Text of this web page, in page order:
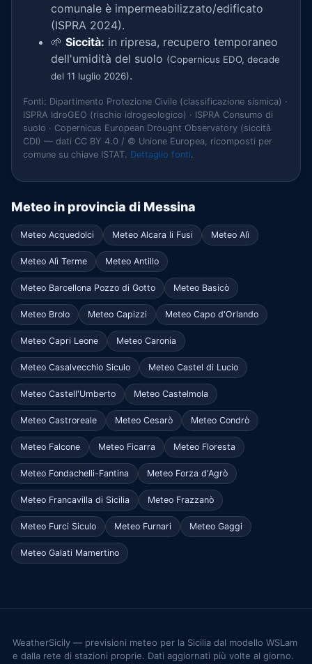
comunale è impermeabilizzato/edificato
(ISPRA 2024).
🌱 Siccità: in ripresa, recupero temporaneo
dell'umidità del suolo (Copernicus EDO, decade
del 11 luglio 2026).
Fonti: Dipartimento Protezione Civile (classificazione sismica) ·
ISPRA IdroGEO (rischio idrogeologico) · ISPRA Consumo di
suolo · Copernicus European Drought Observatory (siccità
CDI) — dati CC BY 4.0 / © Unione Europea, ricomposti per
comune su chiave ISTAT. Dettaglio fonti.
Meteo in provincia di Messina
Meteo Acquedolci Meteo Alcara li Fusi Meteo Alì
Meteo Alì Terme Meteo Antillo
Meteo Barcellona Pozzo di Gotto Meteo Basicò
Meteo Brolo Meteo Capizzi Meteo Capo d'Orlando
Meteo Capri Leone Meteo Caronia
Meteo Casalvecchio Siculo Meteo Castel di Lucio
Meteo Castell'Umberto Meteo Castelmola
Meteo Castroreale Meteo Cesarò Meteo Condrò
Meteo Falcone Meteo Ficarra Meteo Floresta
Meteo Fondachelli-Fantina Meteo Forza d'Agrò
Meteo Francavilla di Sicilia Meteo Frazzanò
Meteo Furci Siculo Meteo Furnari Meteo Gaggi
Meteo Galati Mamertino
WeatherSicily — previsioni meteo per la Sicilia dal modello WSLam
e dalla rete di stazioni proprie. Dati aggiornati più volte al giorno.